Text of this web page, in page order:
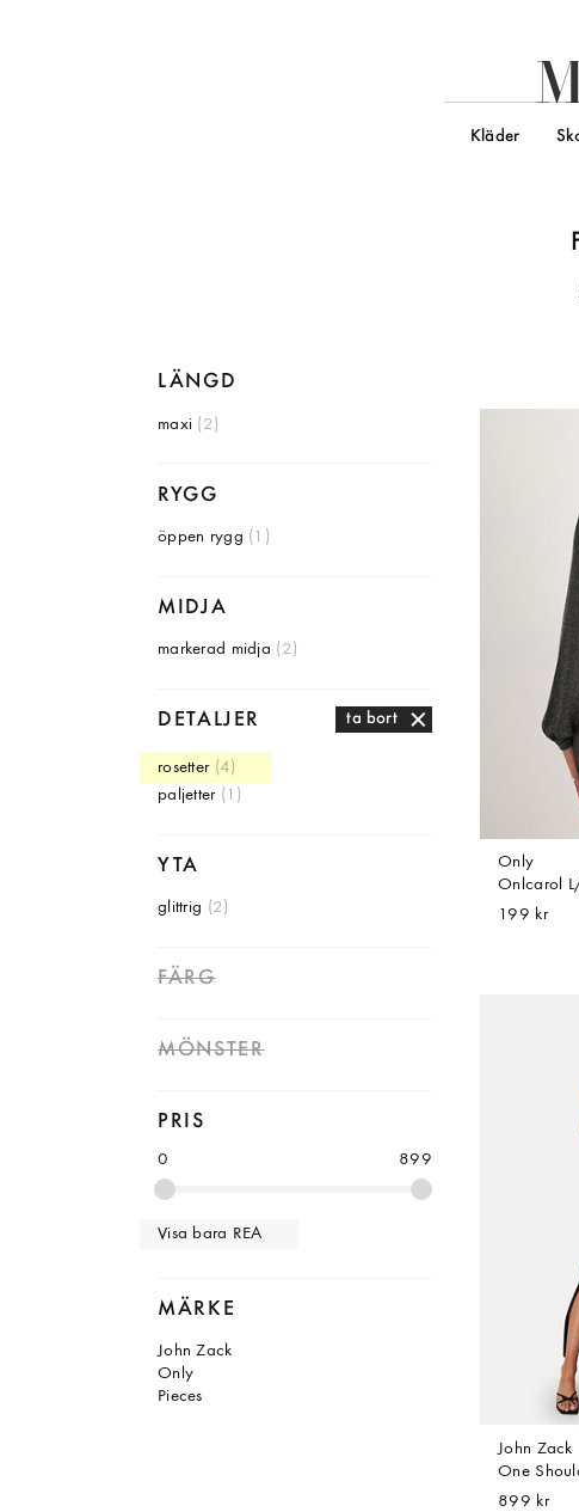
Kläder
LÄNGD
maxi (2)
RYGG
öppen rygg (1)
MIDJA
markerad midja (2)
DETALJER ta bort
rosetter(4)
paljetter(1)
YTA
glittrig (2)
FÄRG
MÖNSTER
PRIS
0 899
Visa bara REA
MÄRKE
John Zack
Only
Pieces
Only
Onlcarol
199 kr
John Zack
One
899 kr